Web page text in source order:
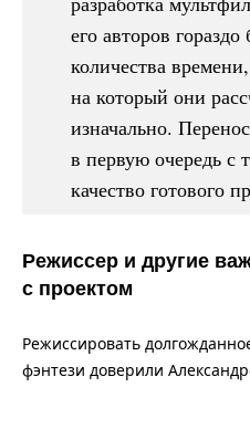
его авторов
количества
на который они
изначально.
в первую очередь с
качество готового
Режиссер и другие
с проектом
Режиссировать
фэнтези доверили